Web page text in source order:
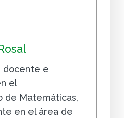
docente e
el
de Matemáticas,
en el área de